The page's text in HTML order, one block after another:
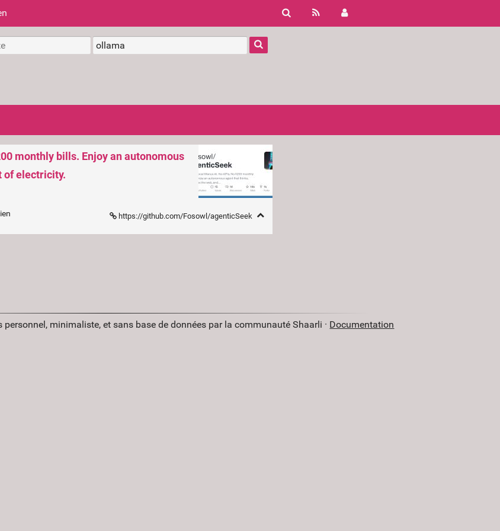
monthly bills. Enjoy an autonomous
of electricity.
https://github.com/Fosowl/agenticSeek
personnel, minimaliste, et sans base de données par la communauté Shaarli · Documentation